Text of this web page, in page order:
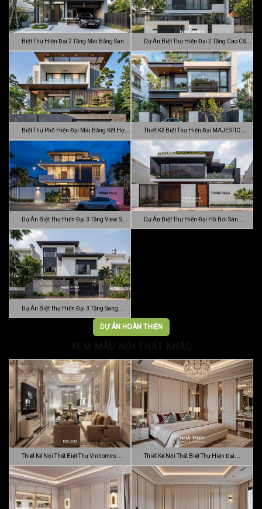
Biệt Thự Hiện Đại 2 Tầng Mái Bằng Sang Dự Án Biệt Thự Hiện Đại 2 Tầng Cao Cấp
Đ…
Biệt Thự Phố Hiện Đại Mái Bằng Kết Hợp Thiết Kế Biệt Thự Hiện Đại MAJESTIC
MODE…
Dự Án Biệt Thự Hiện Đại 3 Tầng View Sân
…
Dự Án Biệt Thự Hiện Đại Hồ Bơi Sân
Dự Án Biệt Thự Hiện Đại 3 Tầng Sang
DỰ ÁN HOÀN THIỆN
Thiết Kế Nội Thất Biệt Thự Vinhomes
Gran…
Thiết Kế Nội Thất Biệt Thự Hiện Đại
Sang…